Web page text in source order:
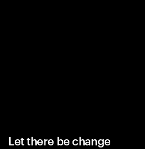
Let there be change